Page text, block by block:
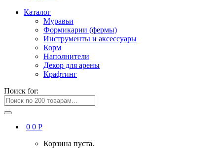
Каталог
Муравьи
Формикарии (фермы)
Инструменты и аксессуары
Корм
Наполнители
Декор для арены
Крафтинг
Поиск for:
0 0 Р
Корзина пуста.